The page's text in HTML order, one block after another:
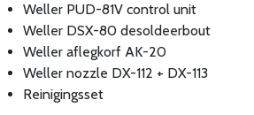
Weller PUD-81V control unit
Weller DSX-80 desoldeerbout
Weller aflegkorf AK-20
Weller nozzle DX-112 + DX-113
Reinigingsset